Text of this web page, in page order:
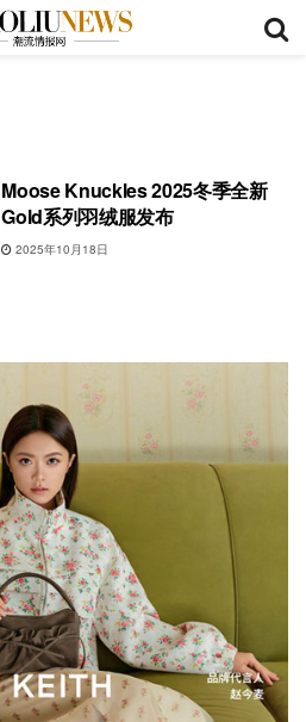
Moose Knuckles 2025冬季全新
Gold系列羽绒服发布
2025年10月18日